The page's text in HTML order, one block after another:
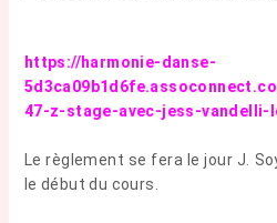
https://harmonie-danse-
47-z-stage-avec-jess-vandelli-
Le règlement se fera le jour J.
le début du cours.